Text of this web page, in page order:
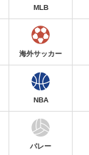
MLB
海外サッカー
NBA
バレー